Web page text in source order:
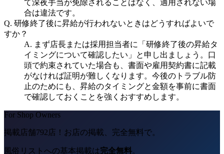
て深夜手当が免除されることはなく、適用されない場
合は違法です。
Q. 研修終了後に昇給が行われないときはどうすればよいで
すか？
A. まず店長または採用担当者に「研修終了後の昇給タ
イミングについて確認したい」と申し出ましょう。口
頭で約束されていた場合も、書面や雇用契約書に記載
がなければ証明が難しくなります。今後のトラブル防
止のためにも、昇給のタイミングと金額を事前に書面
で確認しておくことを強くおすすめします。
For Shop Owners
掲載店舗792店！ お店の掲載、完全無料で。
風俗リストへの基本掲載は完全無料。